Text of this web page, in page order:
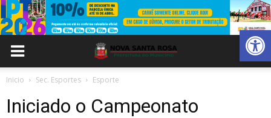
Abrir
Inicio Sec. Esportes Esporte
Iniciado o Campeonato